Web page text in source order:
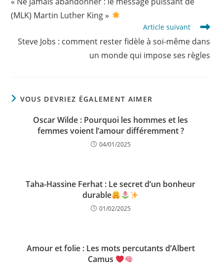
articles
(MLK) Martin Luther King »
Article suivant
Steve Jobs : comment rester fidèle à soi-même dans
un monde qui impose ses règles
VOUS DEVRIEZ ÉGALEMENT AIMER
Oscar Wilde : Pourquoi les hommes et les
femmes voient l’amour différemment ?
04/01/2025
Taha-Hassine Ferhat : Le secret d’un bonheur
durable
01/02/2025
Amour et folie : Les mots percutants d’Albert
Camus